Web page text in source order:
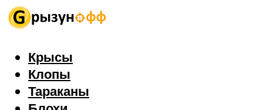
Крысы
Клопы
Тараканы